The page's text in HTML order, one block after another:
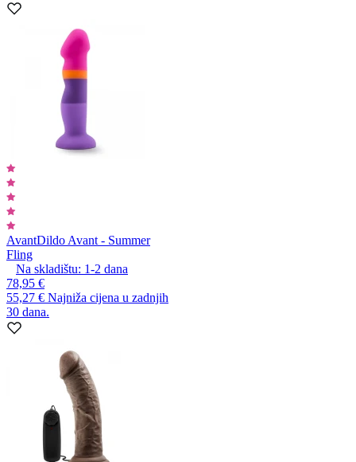
AvantDildo Avant - Summer
Fling
Na skladištu: 1-2 dana
78,95 €
55,27 € Najniža cijena u zadnjih
30 dana.